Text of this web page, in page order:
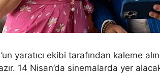
yaratıcı ekibi tarafından kaleme
14 Nisan’da sinemalarda yer